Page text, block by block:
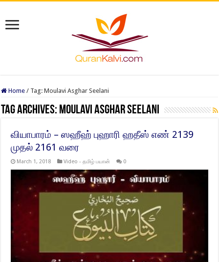
Home / Tag:Moulavi Asghar Seelani
Tag Archives: Moulavi Asghar Seelani
வியாபாரம் – ஸஹீஹ் புஹாரி ஹதீஸ் எண் 2139
முதல் 2161 வரை
March 1, 2018 Video - தமிழ் பயான் 0